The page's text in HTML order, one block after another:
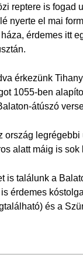
reptere is fogad
nyerte el mai
érdemes itt
érkezünk
1055-ben
átúszó
ország
alatt máig is
is találunk a
érdemes
és a